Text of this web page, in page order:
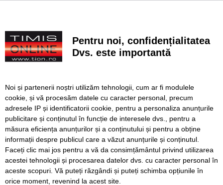
la final
Cu un ghiozdan donat, puteți ajuta un copil să înceapă
anul școlar cu tot ce are nevoie. Campania revine la
Avansează șantierul Pasajului Slavici–Polonă. Lațcău: „La
sfârșitul anului viitor vom circula pe podurile noi”
VIDEO. Din toamnă, încă 324 de locuri de cazare pentru
studenții UVT. Două cămine noi sunt aproape gata
SERVICII Redactia Folosinta Cookie-urilor
Pentru noi, confidențialitatea
Dvs. este importantă
Noi și partenerii noștri utilizăm tehnologii, cum ar fi modulele
cookie, și vă procesăm datele cu caracter personal, precum
adresele IP și identificatorii cookie, pentru a personaliza anunțurile
publicitare și conținutul în funcție de interesele dvs., pentru a
măsura eficiența anunțurilor și a conținutului și pentru a obține
informații despre publicul care a văzut anunțurile și conținutul.
Faceți clic mai jos pentru a vă da consimțământul privind utilizarea
acestei tehnologii și procesarea datelor dvs. cu caracter personal în
aceste scopuri. Vă puteți răzgândi și puteți schimba opțiunile în
orice moment, revenind la acest site.